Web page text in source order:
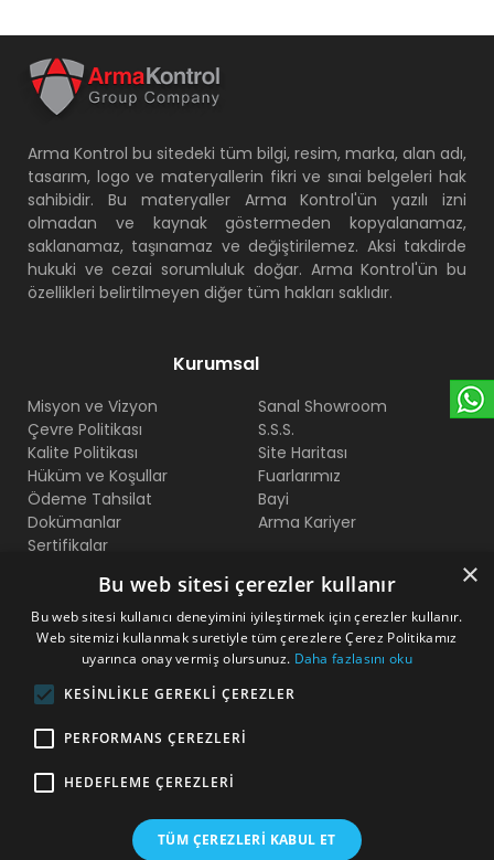
Arma Kontrol bu sitedeki tüm bilgi, resim, marka, alan adı,
tasarım, logo ve materyallerin fikri ve sınai belgeleri hak
sahibidir. Bu materyaller Arma Kontrol'ün yazılı izni
olmadan ve kaynak göstermeden kopyalanamaz,
saklanamaz, taşınamaz ve değiştirilemez. Aksi takdirde
hukuki ve cezai sorumluluk doğar. Arma Kontrol'ün bu
özellikleri belirtilmeyen diğer tüm hakları saklıdır.
Kurumsal
Misyon ve Vizyon
Çevre Politikası
Kalite Politikası
Hüküm ve Koşullar
Ödeme Tahsilat
Dokümanlar
Sertifikalar
Sanal Showroom
S.S.S.
Site Haritası
Fuarlarımız
Bayi
Arma Kariyer
Bize Ulaşın
Beylikdüzü O.S.B Mermerciler San. Sitesi 2. Cadde No:11
×
Bu web sitesi çerezler kullanır
Bu web sitesi kullanıcı deneyimini iyileştirmek için çerezler kullanır.
Web sitemizi kullanmak suretiyle tüm çerezlere Çerez Politikamız
uyarınca onay vermiş olursunuz. Daha fazlasını oku
KESINLIKLE GEREKLI ÇEREZLER
PERFORMANS ÇEREZLERI
HEDEFLEME ÇEREZLERI
TÜM ÇEREZLERI KABUL ET